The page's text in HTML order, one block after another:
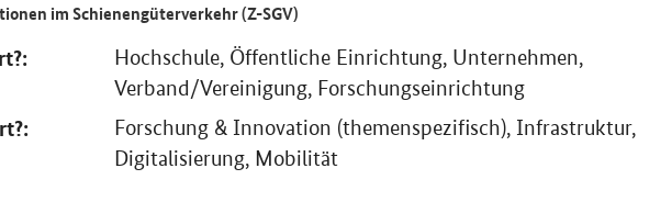
im Schienengüterverkehr (Z-SGV)
Hochschule, Öffentliche Einrichtung, Unternehmen,
Verband/Vereinigung, Forschungseinrichtung
Forschung & Innovation (themenspezifisch), Infrastruktur,
Digitalisierung, Mobilität